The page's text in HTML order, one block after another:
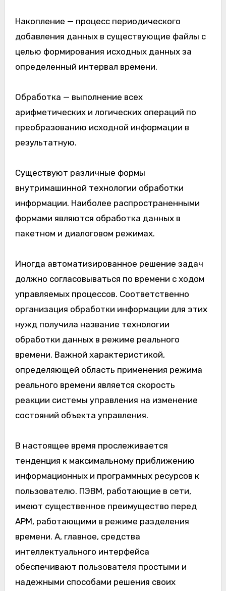
Накопление — процесс периодического
добавления данных в существующие файлы с
целью формирования исходных данных за
определенный интервал времени.
Обработка — выполнение всех
арифметических и логических операций по
преобразованию исходной информации в
результатную.
Существуют различные формы
внутримашинной технологии обработки
информации. Наиболее распространенными
формами являются обработка данных в
пакетном и диалоговом режимах.
Иногда автоматизированное решение задач
должно согласовываться по времени с ходом
управляемых процессов. Соответственно
организация обработки информации для этих
нужд получила название технологии
обработки данных в режиме реального
времени. Важной характеристикой,
определяющей область применения режима
реального времени является скорость
реакции системы управления на изменение
состояний объекта управления.
В настоящее время прослеживается
тенденция к максимальному приближению
информационных и программных ресурсов к
пользователю. ПЭВМ, работающие в сети,
имеют существенное преимущество перед
АРМ, работающими в режиме разделения
времени. А, главное, средства
интеллектуального интерфейса
обеспечивают пользователя простыми и
надежными способами решения своих